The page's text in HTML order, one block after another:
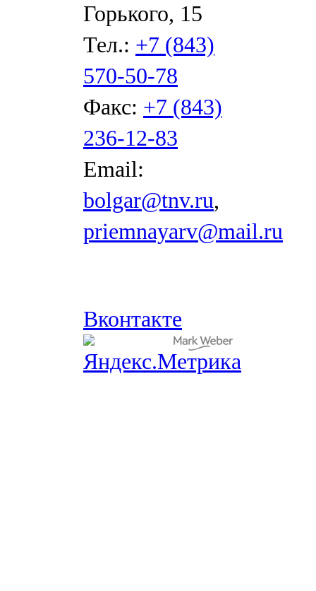
Горького, 15
Тел.: +7 (843)
570-50-78
Факс: +7 (843)
236-12-83
Email:
bolgar@tnv.ru,
priemnayarv@mail.ru
Вконтакте